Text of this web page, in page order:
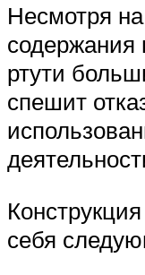
Несмотря
содержания
ртути
спешит
себя